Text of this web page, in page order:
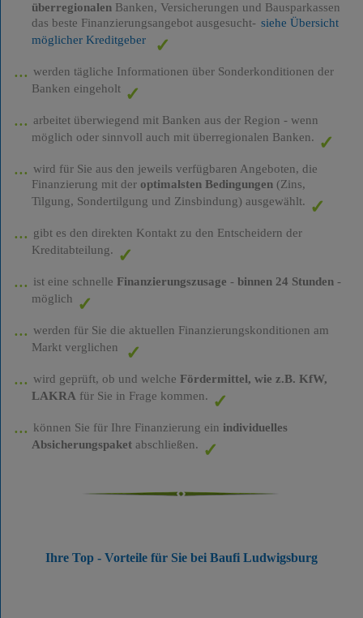
überregionalenBanken, Versicherungen und Bausparkassen
das beste Finanzierungsangebot ausgesucht- siehe Übersicht
möglicher Kreditgeber
werden tägliche Informationen über Sonderkonditionen der
Banken eingeholt
arbeitet überwiegend mit Banken aus der Region - wenn
möglich oder sinnvoll auch mit überregionalen Banken.
wird für Sie aus den jeweils verfügbaren Angeboten, die
Finanzierung mit der optimalsten Bedingungen(Zins,
Tilgung, Sondertilgung und Zinsbindung) ausgewählt.
gibt es den direkten Kontakt zu den Entscheidern der
Kreditabteilung.
ist eine schnelle Finanzierungszusage - binnen 24 Stunden-
möglich
werden für Sie die aktuellen Finanzierungskonditionen am
Markt verglichen
wird geprüft, ob und welche Fördermittel, wie z.B. KfW,
LAKRA für Sie in Frage kommen.
können Sie für Ihre Finanzierung ein individuelles
Absicherungspaketabschließen.
Ihre Top - Vorteile für Sie bei Baufi Ludwigsburg